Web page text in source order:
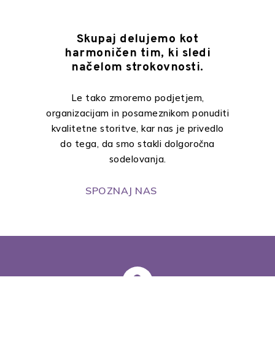
Skupaj delujemo kot
harmoničen tim, ki sledi
načelom strokovnosti.
Le tako zmoremo podjetjem,
organizacijam in posameznikom ponuditi
kvalitetne storitve, kar nas je privedlo
do tega, da smo stakli dolgoročna
sodelovanja.
SPOZNAJ NAS